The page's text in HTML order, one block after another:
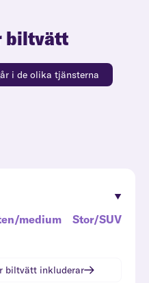
biltvätt
i de olika tjänsterna
medium Stor/SUV
biltvätt inkluderar